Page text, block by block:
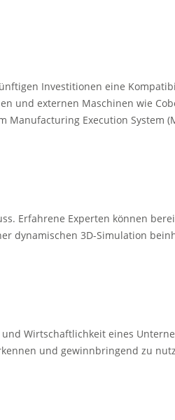
Investitionen eine
externen Maschinen wie
Execution
Experten können
3D-Simulation
eines
und gewinnbringend zu